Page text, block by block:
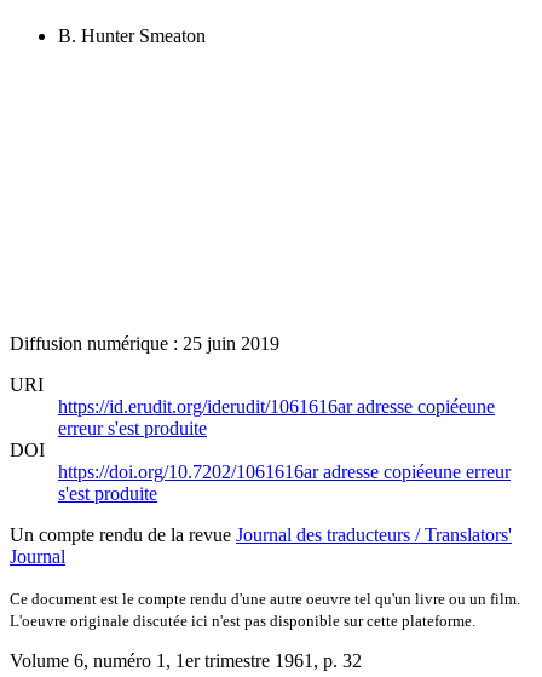
B. Hunter Smeaton
Diffusion numérique : 25 juin 2019
URI
https://id.erudit.org/iderudit/1061616aradresse copiéeune
erreur s'est produite
DOI
https://doi.org/10.7202/1061616aradresse copiéeune erreur
s'est produite
Un compte rendu de la revue Journal des traducteurs / Translators'
Journal
Ce document est le compte rendu d'une autre oeuvre tel qu'un livre ou un film.
L'oeuvre originale discutée ici n'est pas disponible sur cette plateforme.
Volume 6, numéro 1, 1er trimestre 1961 , p. 32